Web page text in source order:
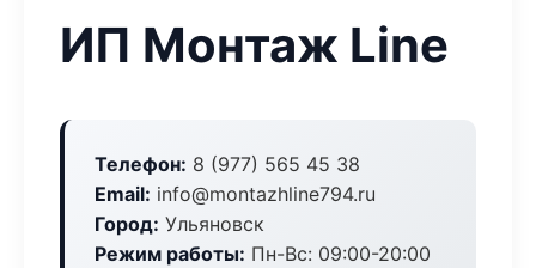
ИП Монтаж Line
Телефон: 8 (977) 565 45 38
Email: info@montazhline794.ru
Город: Ульяновск
Режим работы: Пн-Вс: 09:00-20:00